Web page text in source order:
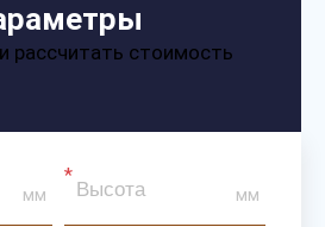
стоимость
мм мм